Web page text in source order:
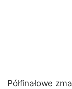
Półfinałowe